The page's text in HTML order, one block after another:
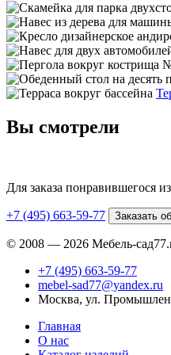
Вы смотрели
Для заказа понравившегося
+7 (495) 663-59-77 Заказать
© 2008 — 2026 Мебель-
+7 (495) 663-59-77
mebel-sad77@yandex.ru
Москва, ул.
Главная
О нас